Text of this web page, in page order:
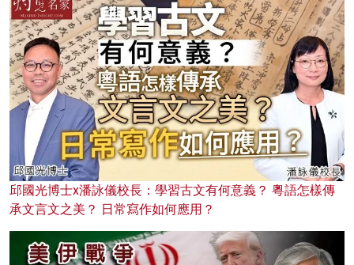
邱國光博士x潘詠儀校長：學習古文有何意義？ 粵語怎樣傳
承文言文之美？ 日常寫作如何應用？